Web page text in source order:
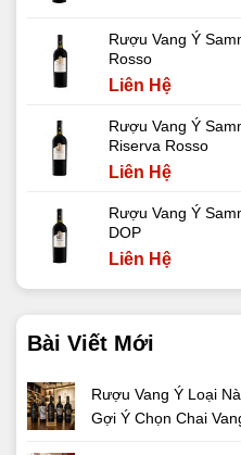
Rượu Vang Ý
Rosso
Liên Hệ
Rượu Vang Ý
Riserva Rosso
Liên Hệ
Rượu Vang Ý
DOP
Liên Hệ
Bài Viết Mới
Rượu Vang Ý Loại
Gợi Ý Chọn Chai